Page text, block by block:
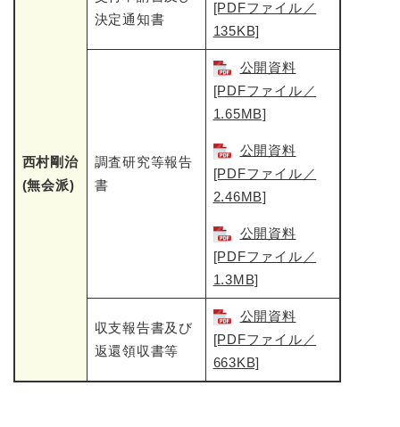
西村剛治
(無会派)
決定通知書
[PDFファイル／
135KB]
調査研究等報告
書
公開資料
[PDFファイル／
1.65MB]
公開資料
[PDFファイル／
2.46MB]
公開資料
[PDFファイル／
1.3MB]
収支報告書及び
返還領収書等
公開資料
[PDFファイル／
663KB]